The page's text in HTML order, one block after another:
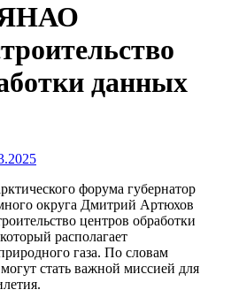
ЯНАО
данных
округа Дмитрий Артюхов
центров обработки
располагает
газа. По словам
стать важной миссией для